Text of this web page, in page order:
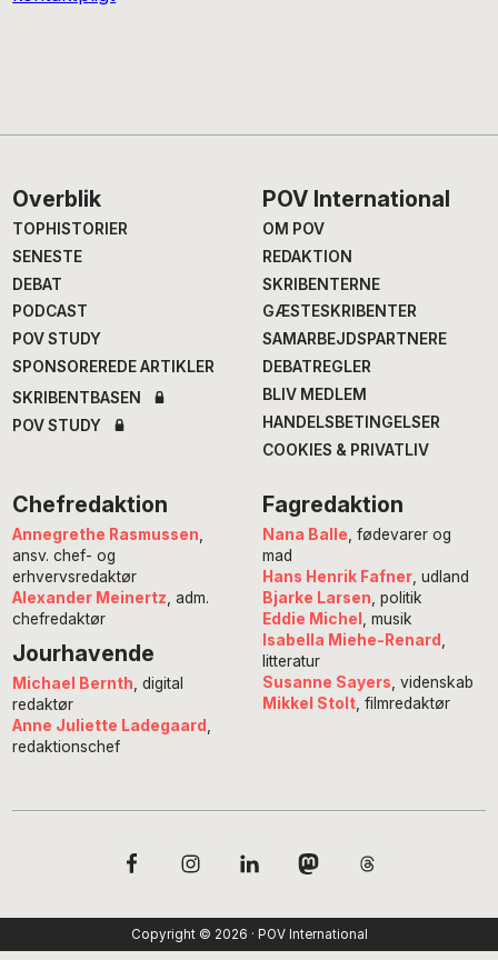
Footer
Overblik
TOPHISTORIER
SENESTE
DEBAT
PODCAST
POV STUDY
SPONSOREREDE ARTIKLER
SKRIBENTBASEN
POV STUDY
POV International
OM POV
REDAKTION
SKRIBENTERNE
GÆSTESKRIBENTER
SAMARBEJDSPARTNERE
DEBATREGLER
BLIV MEDLEM
HANDELSBETINGELSER
COOKIES & PRIVATLIV
Chefredaktion
Annegrethe Rasmussen
ansv. chef- og
erhvervsredaktør
Alexander Meinertz , adm.
chefredaktør
Jourhavende
Michael Bernth , digital
redaktør
Anne Juliette Ladegaard
redaktionschef
Fagredaktion
Nana Balle , fødevarer og
mad
Hans Henrik Fafner, udland
Bjarke Larsen , politik
Eddie Michel
, musik
Isabella Miehe-Renard
litteratur
Susanne Sayers , videnskab
Mikkel Stolt, filmredaktør
Copyright © 2026 · POV International